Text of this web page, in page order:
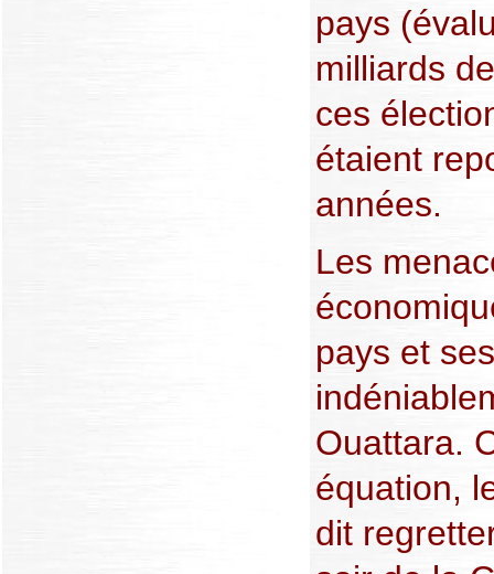
pays
milliards
ces
étaient
années.
Les
pays et
Ouattara.
équation,
dit